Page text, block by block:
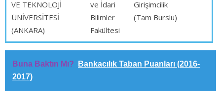
VE TEKNOLOJİ
ÜNİVERSİTESİ
(ANKARA)
ve İdari
Bilimler
Fakültesi
Girişimcilik
(Tam Burslu)
Buna Baktın Mı?
Bankacılık Taban Puanları (2016-
2017)